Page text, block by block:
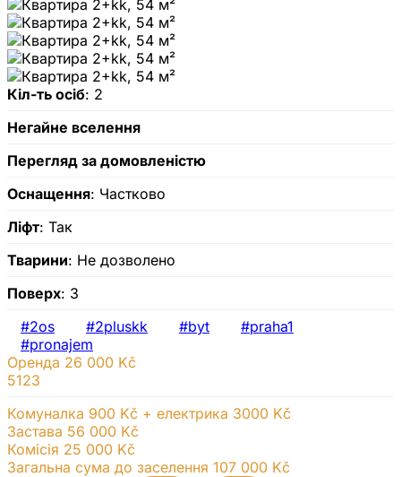
Кіл-ть осіб: 2
Негайне вселення
Перегляд за домовленістю
Оснащення: Частково
Ліфт: Так
Тварини: Не дозволено
Поверх: 3
#2os
#2pluskk #byt
#praha1
#pronajem
Комуналка 900 Kč + електрика 3000 Kč
Застава 56 000 Kč
Комісія 25 000 Kč
Оренда 26 000 Kč
Загальна сума до заселення 107 000 Kč
5123